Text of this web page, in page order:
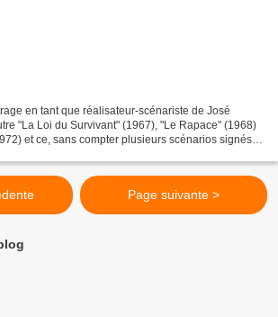
en tant que réalisateur-scénariste de José
"La Loi du Survivant" (1967), "Le Rapace" (1968)
et ce, sans compter plusieurs scénarios signés
Page suivante >